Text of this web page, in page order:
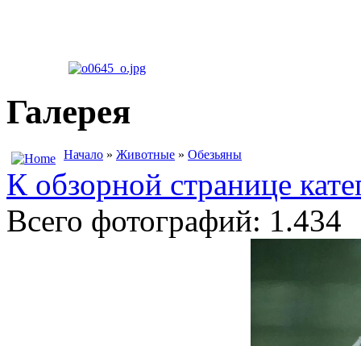
Галерея
Начало » Животные » Обезьяны
К обзорной странице
Всего фотографий: 1.434